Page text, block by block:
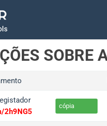
SOBRE
2h9NG5
cópia